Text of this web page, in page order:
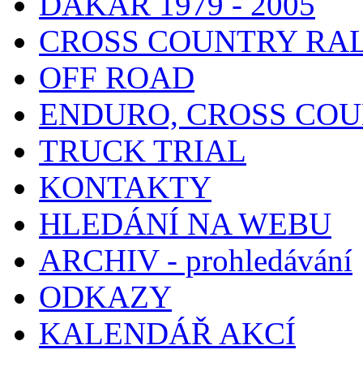
CROSS COUNTRY
OFF ROAD
ENDURO, CROSS
TRUCK TRIAL
KONTAKTY
HLEDÁNÍ NA WEBU
ARCHIV - prohledávání
ODKAZY
KALENDÁŘ AKCÍ